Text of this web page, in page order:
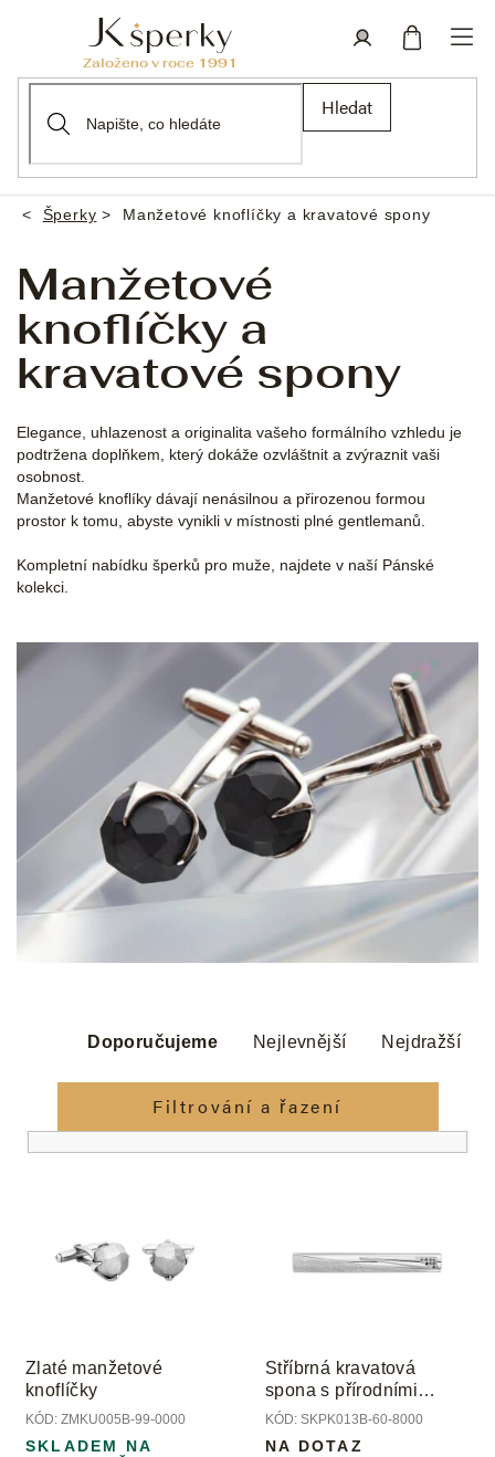
Hledat
Domů
Šperky Manžetové knoflíčky a kravatové spony
Manžetové
knoflíčky a
kravatové spony
Elegance, uhlazenost a originalita vašeho formálního vzhledu je
podtržena doplňkem, který dokáže ozvláštnit a zvýraznit vaši
osobnost.
Manžetové knoflíky dávají nenásilnou a přirozenou formou
prostor k tomu, abyste vynikli v místnosti plné gentlemanů.
Kompletní nabídku šperků pro muže, najdete v naší Pánské
kolekci.
z
n
í
o
d
ů
Doporučujeme Nejlevnější Nejdražší
Filtrování a řazení
o
d
u
k
Zlaté manžetové
knoflíčky
KÓD: ZMKU005B-99-0000
SKLADEM NA
Stříbrná kravatová
spona s přírodními
černými diamanty
KÓD: SKPK013B-60-8000
NA DOTAZ